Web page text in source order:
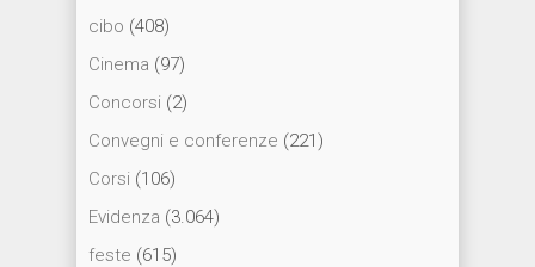
cibo (408)
Cinema (97)
Concorsi (2)
Convegni e conferenze (221)
Corsi (106)
Evidenza (3.064)
feste (615)